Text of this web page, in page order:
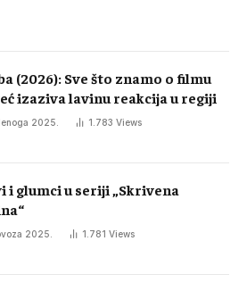
(2026): Sve što znamo o filmu
izaziva lavinu reakcija u regiji
2025. 1.783 Views
i glumci u seriji „Skrivena
2025. 1.781 Views